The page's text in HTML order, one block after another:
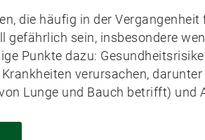
die häufig in der
gefährlich sein, insbesondere
Punkte dazu:
verursachen,
Lunge und Bauch betrifft) und